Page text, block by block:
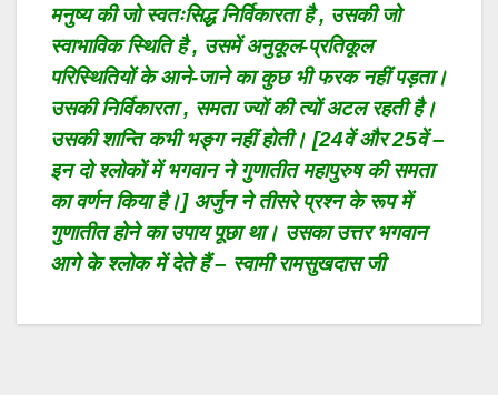
मनुष्य की जो स्वतःसिद्ध निर्विकारता है , उसकी जो
स्वाभाविक स्थिति है , उसमें अनुकूल-प्रतिकूल
परिस्थितियों के आने-जाने का कुछ भी फरक नहीं पड़ता।
उसकी निर्विकारता , समता ज्यों की त्यों अटल रहती है।
उसकी शान्ति कभी भङ्ग नहीं होती। [24वें और 25वें –
इन दो श्लोकों में भगवान ने गुणातीत महापुरुष की समता
का वर्णन किया है।] अर्जुन ने तीसरे प्रश्न के रूप में
गुणातीत होने का उपाय पूछा था। उसका उत्तर भगवान
आगे के श्लोक में देते हैं – स्वामी रामसुखदास जी